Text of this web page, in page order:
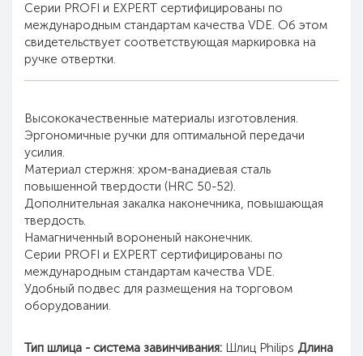
Серии PROFI и EXPERT сертифицированы по
международным стандартам качества VDE. Об этом
свидетельствует соответствующая маркировка на
ручке отвертки.
Высококачественные материалы изготовления.
Эргономичные ручки для оптимальной передачи
усилия.
Материал стержня: хром-ванадиевая сталь
повышенной твердости (HRC 50-52).
Дополнительная закалка наконечника, повышающая
твердость.
Намагниченный вороненый наконечник.
Серии PROFI и EXPERT сертифицированы по
международным стандартам качества VDE.
Удобный подвес для размещения на торговом
оборудовании.
Тип шлица - система завинчивания: Шлиц Philips Длина